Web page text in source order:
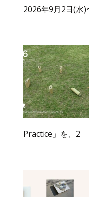
2026年9月2日(水)
Practice」を、2